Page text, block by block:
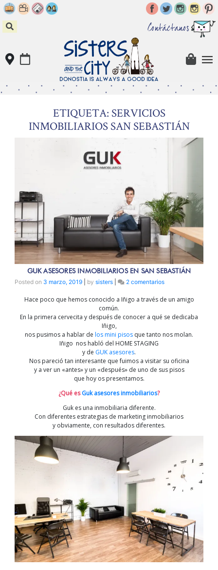
Skip
to
content
Contáctanos
ETIQUETA: SERVICIOS
INMOBILIARIOS SAN SEBASTIÁN
GUK ASESORES INMOBILIARIOS EN SAN SEBASTIÁN
Posted on 3 marzo, 2019 by sisters 2 comentariosen
asesores
en
Sebastián
Hace poco que hemos conocido a Iñigo a través de un amigo
común.
En la primera cervecita y después de conocer a qué se dedicaba
Iñigo,
nos pusimos a hablar de los mini pisos que tanto nos molan.
Iñigo nos habló del HOME STAGING
y de GUK asesores.
Nos pareció tan interesante que fuimos a visitar su oficina
y a ver un «antes» y un «después» de uno de sus pisos
que hoy os presentamos.
¿Qué esGuk asesores inmobiliarios?
Guk es una inmobiliaria diferente.
Con diferentes estrategias de marketing inmobiliarios
y obviamente, con resultados diferentes.